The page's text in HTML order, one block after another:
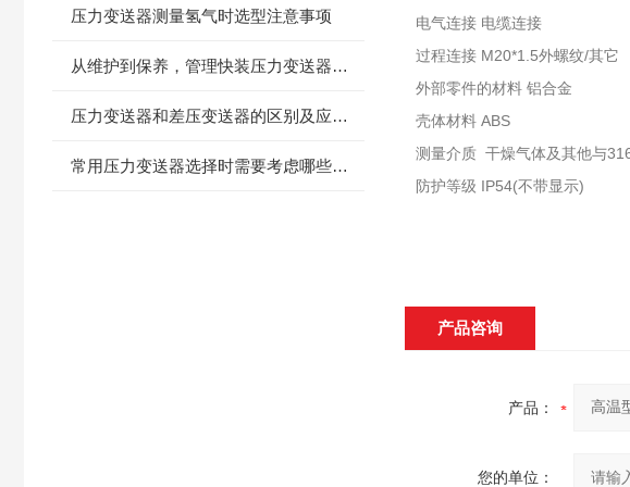
压力变送器测量氢气时选型注意事项
从维护到保养，管理快装压力变送器的黄金法则
压力变送器和差压变送器的区别及应用场合
常用压力变送器选择时需要考虑哪些因素
电气连接 电缆连接
过程连接 M20*1.5外螺纹/其它
外部零件的材料 铝合金
壳体材料 ABS
测量介质 干燥气体及其他与
防护等级 IP54(不带显示)
产品咨询
产品：
您的单位：